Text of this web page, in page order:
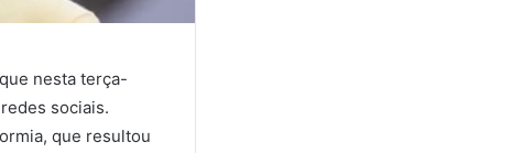
nesta terça-
sociais.
que resultou